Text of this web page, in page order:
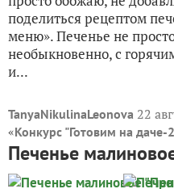
поделиться рецептом
меню». Печенье не
необыкновенно, с
и...
TanyaNikulinaLeonova 22
«Конкурс "Готовим на даче-
Печенье